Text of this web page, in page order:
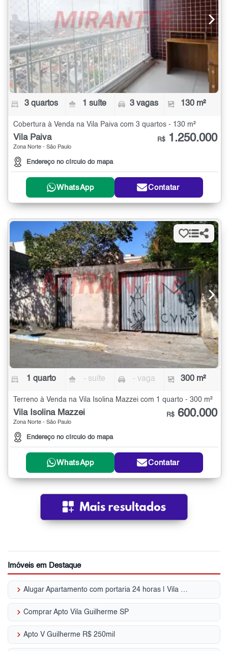
3 quartos 1 suíte 3 vagas 130 m²
Cobertura à Venda na Vila Paiva com 3 quartos - 130 m²
Vila Paiva
Zona Norte - São Paulo
Endereço no círculo do mapa
R$ 1.250.000
WhatsApp Contatar
1 quarto - suíte - vaga 300 m²
Terreno à Venda na Vila Isolina Mazzei com 1 quarto - 300 m²
Vila Isolina Mazzei
Zona Norte - São Paulo
Endereço no círculo do mapa
R$ 600.000
WhatsApp Contatar
Imóveis em Destaque
keyboard_arrow_right Alugar Apartamento com portaria 24 horas | Vila Guilherme
keyboard_arrow_right Comprar Apto Vila Guilherme SP
keyboard_arrow_right Apto V Guilherme R$ 250mil